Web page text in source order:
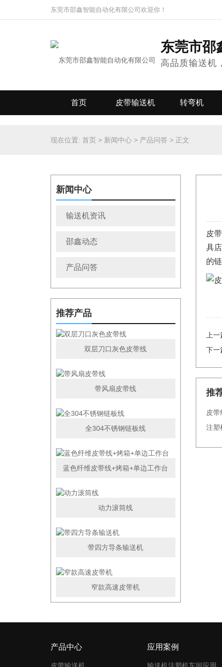
东莞市邵鑫智能自动化有限公司欢迎你！
东莞市邵
高品质输送机
首页 皮带输送机 转弯机
现在位置: 首页 > 新闻中心 > 产品问答 > 正文
新闻中心
输送机资讯
邵鑫动态
产品问答
推荐产品
双层刀口灰色皮带线
带风扇皮带线
全304不锈钢链板线
蓝色纤维皮带线+烤箱+单边工作台
动力滚筒线
带四方导条输送机
窄款高速皮带机
皮
具
的
上
下
推
皮
注塑
产品中心 应用案例